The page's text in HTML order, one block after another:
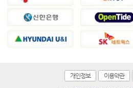
개인정보 이용약관